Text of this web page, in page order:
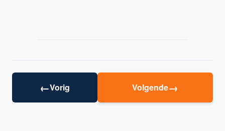
←Vorig Volgende→